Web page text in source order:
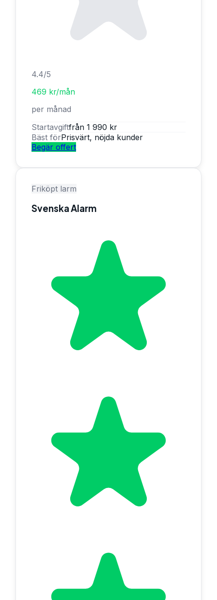
4.4/5
469 kr/mån
per månad
Startavgiftfrån 1 990 kr
Bäst förPrisvärt, nöjda kunder
Begär offert
Friköpt larm
Svenska Alarm